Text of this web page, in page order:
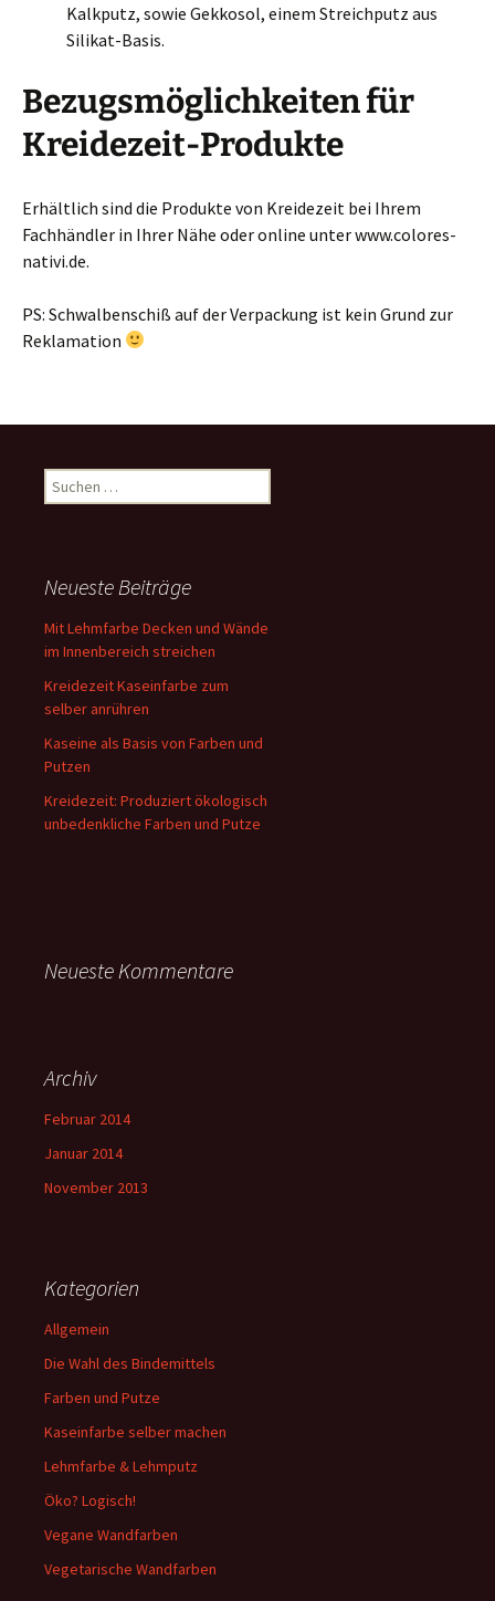
Kalkputz, sowie Gekkosol, einem Streichputz aus
Silikat-Basis.
Bezugsmöglichkeiten für
Kreidezeit-Produkte
Erhältlich sind die Produkte von Kreidezeit bei Ihrem
Fachhändler in Ihrer Nähe oder online unter www.colores-
nativi.de.
PS: Schwalbenschiß auf der Verpackung ist kein Grund zur
Reklamation
Suchen
nach:
Neueste Beiträge
Mit Lehmfarbe Decken und Wände
im Innenbereich streichen
Kreidezeit Kaseinfarbe zum
selber anrühren
Kaseine als Basis von Farben und
Putzen
Kreidezeit: Produziert ökologisch
unbedenkliche Farben und Putze
Neueste Kommentare
Archiv
Februar 2014
Januar 2014
November 2013
Kategorien
Allgemein
Die Wahl des Bindemittels
Farben und Putze
Kaseinfarbe selber machen
Lehmfarbe & Lehmputz
Öko? Logisch!
Vegane Wandfarben
Vegetarische Wandfarben